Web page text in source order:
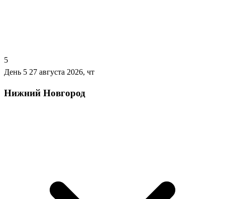
5
День 5 27 августа 2026, чт
Нижний Новгород